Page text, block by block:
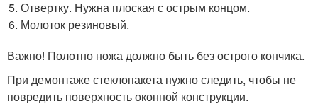
Отвертку. Нужна плоская с острым концом.
Молоток резиновый.
Важно! Полотно ножа должно быть без острого кончика.
При демонтаже стеклопакета нужно следить, чтобы не
повредить поверхность оконной конструкции.